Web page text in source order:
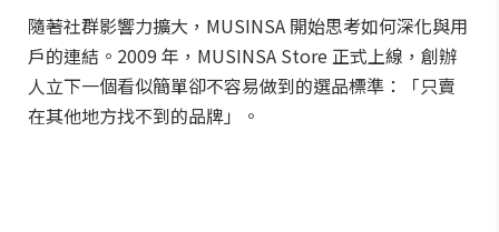
隨著社群影響力擴大，MUSINSA 開始思考如何深化與用
戶的連結。2009 年，MUSINSA Store 正式上線，創辦
人立下一個看似簡單卻不容易做到的選品標準：「只賣
在其他地方找不到的品牌」。